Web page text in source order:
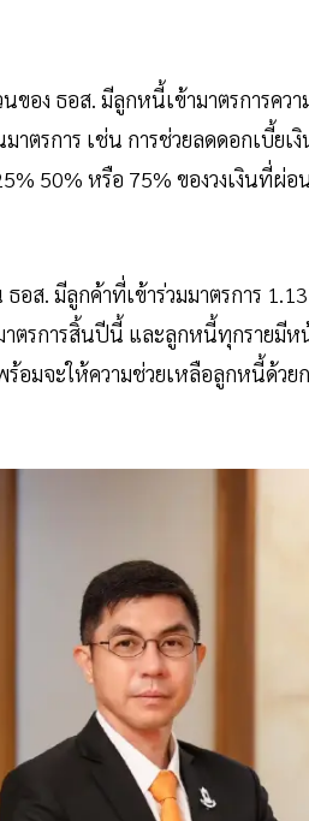
นของ ธอส. มีลูกหนี้เข้ามาตรการค
มาตรการ เช่น การช่วยลดดอกเบี้ย
50% หรือ 75% ของวงเงินที่ผ่อ
อส. มีลูกค้าที่เข้าร่วมมาตรการ
าตรการสิ้นปีนี้ และลูกหนี้ทุกรายมี
ร้อมจะให้ความช่วยเหลือลูกหนี้ด้วย